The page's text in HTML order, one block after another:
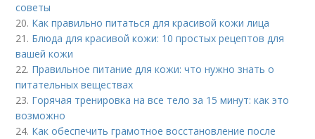
советы
20. Как правильно питаться для красивой кожи лица
21. Блюда для красивой кожи: 10 простых рецептов для
вашей кожи
22. Правильное питание для кожи: что нужно знать о
питательных веществах
23. Горячая тренировка на все тело за 15 минут: как это
возможно
24. Как обеспечить грамотное восстановление после